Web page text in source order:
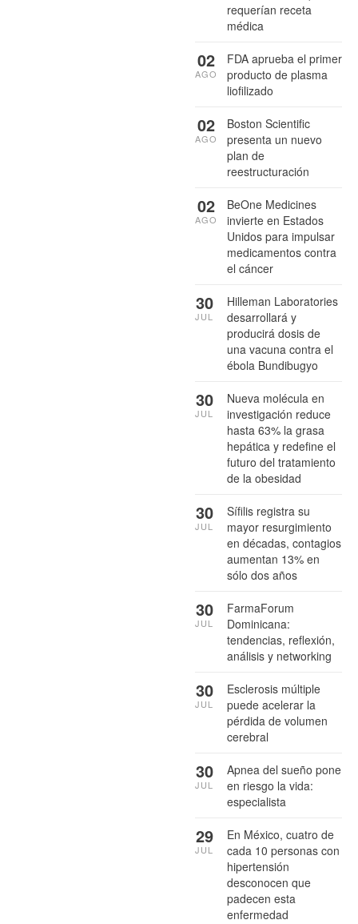
requerían receta
médica
FDA aprueba el primer
producto de plasma
liofilizado
02
AGO
Boston Scientific
presenta un nuevo
plan de
reestructuración
02
AGO
BeOne Medicines
invierte en Estados
Unidos para impulsar
medicamentos contra
el cáncer
02
AGO
Hilleman Laboratories
desarrollará y
producirá dosis de
una vacuna contra el
ébola Bundibugyo
30
JUL
Nueva molécula en
investigación reduce
hasta 63% la grasa
hepática y redefine el
futuro del tratamiento
de la obesidad
30
JUL
Sífilis registra su
mayor resurgimiento
en décadas, contagios
aumentan 13% en
sólo dos años
30
JUL
FarmaForum
Dominicana:
tendencias, reflexión,
análisis y networking
30
JUL
Esclerosis múltiple
puede acelerar la
pérdida de volumen
cerebral
30
JUL
Apnea del sueño pone
en riesgo la vida:
especialista
30
JUL
En México, cuatro de
cada 10 personas con
hipertensión
desconocen que
padecen esta
enfermedad
29
JUL